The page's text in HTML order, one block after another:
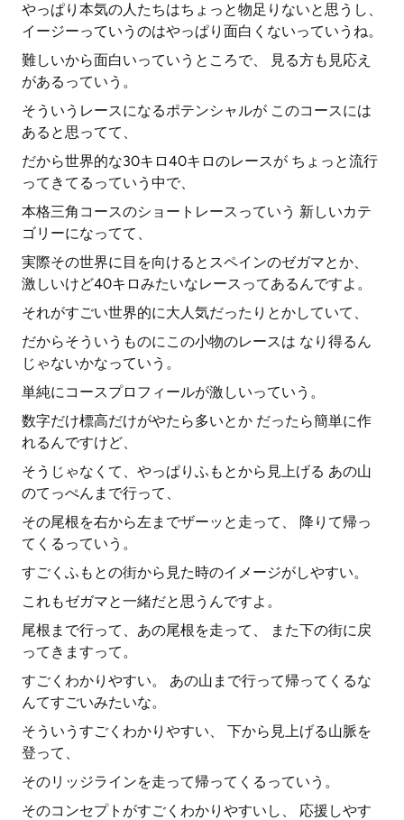
やっぱり本気の人たちはちょっと物足りないと思うし、
イージーっていうのはやっぱり面白くないっていうね。
難しいから面白いっていうところで、 見る方も見応え
があるっていう。
そういうレースになるポテンシャルが このコースには
あると思ってて、
だから世界的な30キロ40キロのレースが ちょっと流行
ってきてるっていう中で、
本格三角コースのショートレースっていう 新しいカテ
ゴリーになってて、
実際その世界に目を向けるとスペインのゼガマとか、
激しいけど40キロみたいなレースってあるんですよ。
それがすごい世界的に大人気だったりとかしていて、
だからそういうものにこの小物のレースは なり得るん
じゃないかなっていう。
単純にコースプロフィールが激しいっていう。
数字だけ標高だけがやたら多いとか だったら簡単に作
れるんですけど、
そうじゃなくて、やっぱりふもとから見上げる あの山
のてっぺんまで行って、
その尾根を右から左までザーッと走って、 降りて帰っ
てくるっていう。
すごくふもとの街から見た時のイメージがしやすい。
これもゼガマと一緒だと思うんですよ。
尾根まで行って、あの尾根を走って、 また下の街に戻
ってきますって。
すごくわかりやすい。 あの山まで行って帰ってくるな
んてすごいみたいな。
そういうすごくわかりやすい、 下から見上げる山脈を
登って、
そのリッジラインを走って帰ってくるっていう。
そのコンセプトがすごくわかりやすいし、 応援しやす